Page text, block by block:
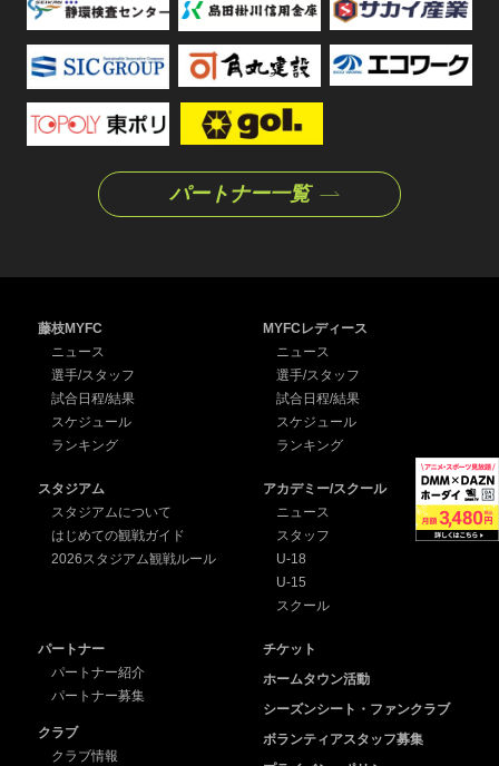
パートナー一覧
藤枝MYFC
ニュース
選手/スタッフ
試合日程/結果
スケジュール
ランキング
MYFCレディース
ニュース
選手/スタッフ
試合日程/結果
スケジュール
ランキング
スタジアム
スタジアムについて
はじめての観戦ガイド
2026スタジアム観戦ルール
アカデミー/スクール
ニュース
スタッフ
U-18
U-15
スクール
パートナー
パートナー紹介
パートナー募集
クラブ
クラブ情報
チケット
ホームタウン活動
シーズンシート・ファンクラブ
ボランティアスタッフ募集